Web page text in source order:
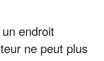
endroit
ne peut plus